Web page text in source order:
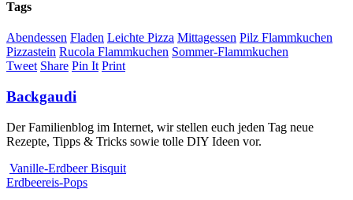
Tags
Abendessen Fladen Leichte Pizza Mittagessen Pilz Flammkuchen
Pizzastein Rucola Flammkuchen Sommer-Flammkuchen
Tweet Share Pin It Print
Backgaudi
Der Familienblog im Internet, wir stellen euch jeden Tag neue
Rezepte, Tipps & Tricks sowie tolle DIY Ideen vor.
Vanille-Erdbeer Bisquit
Erdbeereis-Pops